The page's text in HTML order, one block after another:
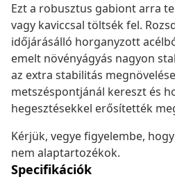
Ezt a robusztus gabiont arra
vagy kaviccsal töltsék fel.
időjárásálló horganyzott
emelt növényágyás nagyon
az extra stabilitás
metszéspontjánál kereszt és
hegesztésekkel erősítették
Kérjük, vegye figyelembe,
nem alaptartozékok.
Specifikációk